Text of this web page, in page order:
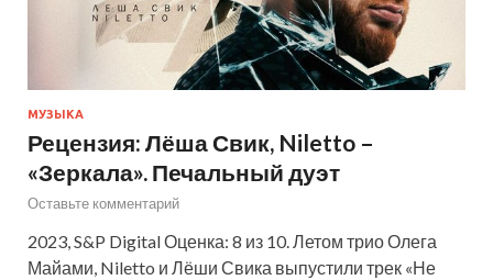
МУЗЫКА
Рецензия: Лёша Свик, Niletto –
«Зеркала». Печальный дуэт
Оставьте комментарий
2023, S&P Digital Оценка: 8 из 10. Летом трио Олега
Майами, Niletto и Лёши Свика выпустили трек «Не